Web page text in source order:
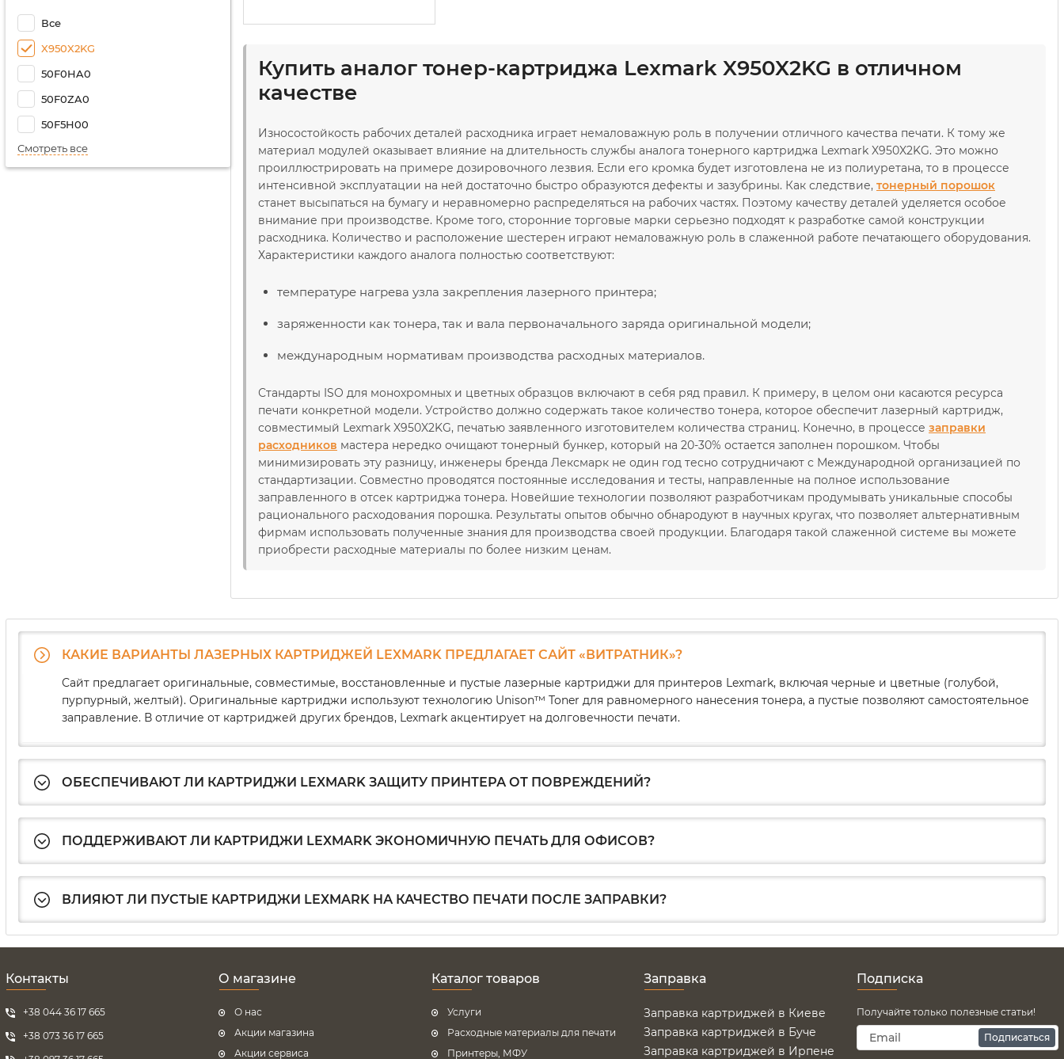
Все
X950X2KG
50F0HA0
50F0ZA0
50F5H00
Смотреть все
Купить аналог тонер-картриджа Lexmark X950X2KG в отличном
качестве
Износостойкость рабочих деталей расходника играет немаловажную роль в получении отличного качества печати. К тому же
материал модулей оказывает влияние на длительность службы аналога тонерного картриджа Lexmark X950X2KG. Это можно
проиллюстрировать на примере дозировочного лезвия. Если его кромка будет изготовлена ​​не из полиуретана, то в процессе
интенсивной эксплуатации на ней достаточно быстро образуются дефекты и зазубрины. Как следствие, тонерный порошок
станет высыпаться на бумагу и неравномерно распределяться на рабочих частях. Поэтому качеству деталей уделяется особое
внимание при производстве. Кроме того, сторонние торговые марки серьезно подходят к разработке самой конструкции
расходника. Количество и расположение шестерен играют немаловажную роль в слаженной работе печатающего оборудования.
Характеристики каждого аналога полностью соответствуют:
температуре нагрева узла закрепления лазерного принтера;
заряженности как тонера, так и вала первоначального заряда оригинальной модели;
международным нормативам производства расходных материалов.
Стандарты ISO для монохромных и цветных образцов включают в себя ряд правил. К примеру, в целом они касаются ресурса
печати конкретной модели. Устройство должно содержать такое количество тонера, которое обеспечит лазерный картридж,
совместимый Lexmark X950X2KG, печатью заявленного изготовителем количества страниц. Конечно, в процессе заправки
расходников мастера нередко очищают тонерный бункер, который на 20-30% остается заполнен порошком. Чтобы
минимизировать эту разницу, инженеры бренда Лексмарк не один год тесно сотрудничают с Международной организацией по
стандартизации. Совместно проводятся постоянные исследования и тесты, направленные на полное использование
заправленного в отсек картриджа тонера. Новейшие технологии позволяют разработчикам продумывать уникальные способы
рационального расходования порошка. Результаты опытов обычно обнародуют в научных кругах, что позволяет альтернативным
фирмам использовать полученные знания для производства своей продукции. Благодаря такой слаженной системе вы можете
приобрести расходные материалы по более низким ценам.
КАКИЕ ВАРИАНТЫ ЛАЗЕРНЫХ КАРТРИДЖЕЙ LEXMARK ПРЕДЛАГАЕТ САЙТ «ВИТРАТНИК»?
Сайт предлагает оригинальные, совместимые, восстановленные и пустые лазерные картриджи для принтеров Lexmark, включая черные и цветные (голубой,
пурпурный, желтый). Оригинальные картриджи используют технологию Unison™ Toner для равномерного нанесения тонера, а пустые позволяют самостоятельное
заправление. В отличие от картриджей других брендов, Lexmark акцентирует на долговечности печати.
ОБЕСПЕЧИВАЮТ ЛИ КАРТРИДЖИ LEXMARK ЗАЩИТУ ПРИНТЕРА ОТ ПОВРЕЖДЕНИЙ?
ПОДДЕРЖИВАЮТ ЛИ КАРТРИДЖИ LEXMARK ЭКОНОМИЧНУЮ ПЕЧАТЬ ДЛЯ ОФИСОВ?
ВЛИЯЮТ ЛИ ПУСТЫЕ КАРТРИДЖИ LEXMARK НА КАЧЕСТВО ПЕЧАТИ ПОСЛЕ ЗАПРАВКИ?
Контакты
+38 044 36 17 665
+38 073 36 17 665
О магазине
О нас
Акции магазина
Акции сервиса
Каталог товаров
Услуги
Расходные материалы для печати
Принтеры, МФУ
Заправка
Заправка картриджей в Киеве
Заправка картриджей в Буче
Заправка картриджей в Ирпене
Подписка
Получайте только полезные статьи!
Подписаться